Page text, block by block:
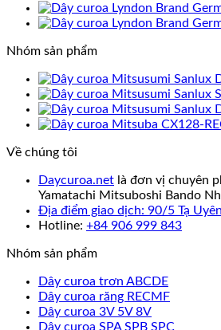
Nhóm sản phẩm
Về chúng tôi
Daycuroa.net là đơn vị chuyên
Yamatachi Mitsuboshi Bando
Địa điểm giao dịch: 90/5 Tạ
Hotline: +84 906 999 843
Nhóm sản phẩm
Dây curoa trơn ABCDE
Dây curoa răng RECMF
Dây curoa 3V 5V 8V
Dây curoa SPA SPB SPC